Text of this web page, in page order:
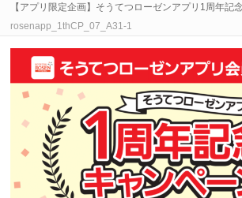
【アプリ限定企画】そうてつローゼンアプリ1周年記
rosenapp_1thCP_07_A31-1